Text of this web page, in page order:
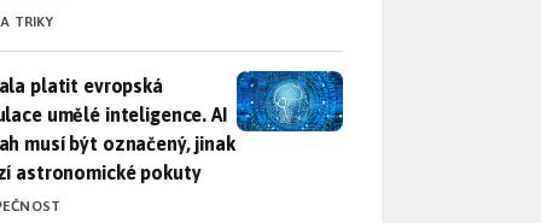
TRIKY
platit evropská regulace umělé inteligence. AI obsah
platit evropská
umělé inteligence. AI
musí být označený, jinak
astronomické pokuty